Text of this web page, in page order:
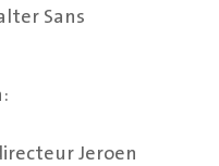
Sans
Jeroen